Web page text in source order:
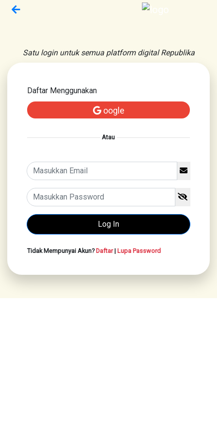
Satu login untuk semua platform digital Republika
Daftar Menggunakan
oogle
Atau
Tidak Mempunyai Akun?Daftar| Lupa Password